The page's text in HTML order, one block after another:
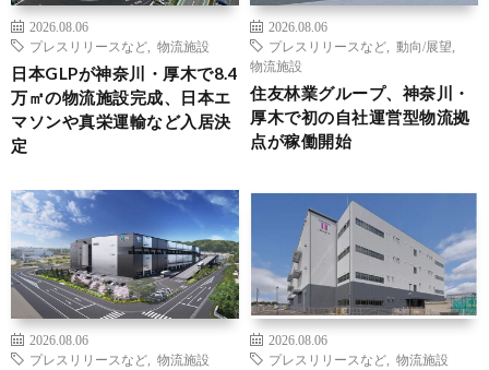
2026.08.06
プレスリリースなど
物流施設
日本GLPが神奈川・厚木で8.4
万㎡の物流施設完成、日本エ
マソンや真栄運輸など入居決
定
2026.08.06
プレスリリースなど
動向/展望
物流施設
住友林業グループ、神奈川・
厚木で初の自社運営型物流拠
点が稼働開始
2026.08.06
プレスリリースなど
物流施設
2026.08.06
プレスリリースなど
物流施設